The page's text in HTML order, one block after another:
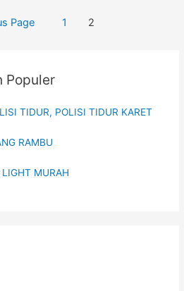
Page 1 2
Populer
TIDUR, POLISI TIDUR KARET
RAMBU
MURAH